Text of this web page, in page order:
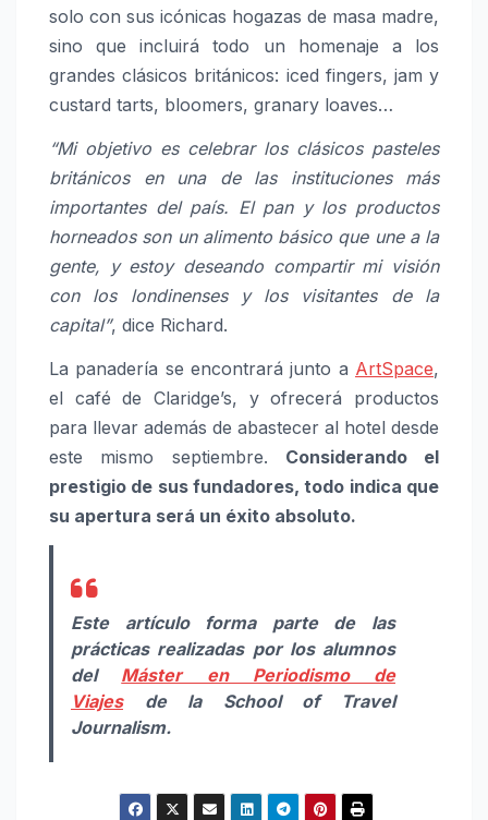
solo con sus icónicas hogazas de masa madre,
sino que incluirá todo un homenaje a los
grandes clásicos británicos: iced fingers, jam y
custard tarts, bloomers, granary loaves…
“Mi objetivo es celebrar los clásicos pasteles
británicos en una de las instituciones más
importantes del país. El pan y los productos
horneados son un alimento básico que une a la
gente, y estoy deseando compartir mi visión
con los londinenses y los visitantes de la
capital”, dice Richard.
La panadería se encontrará junto a ArtSpace,
el café de Claridge’s, y ofrecerá productos
para llevar además de abastecer al hotel desde
este mismo septiembre. Considerando el
prestigio de sus fundadores, todo indica que
su apertura será un éxito absoluto.
Este artículo forma parte de las
prácticas realizadas por los alumnos
del Máster en Periodismo de
Viajesde la School of Travel
Journalism.